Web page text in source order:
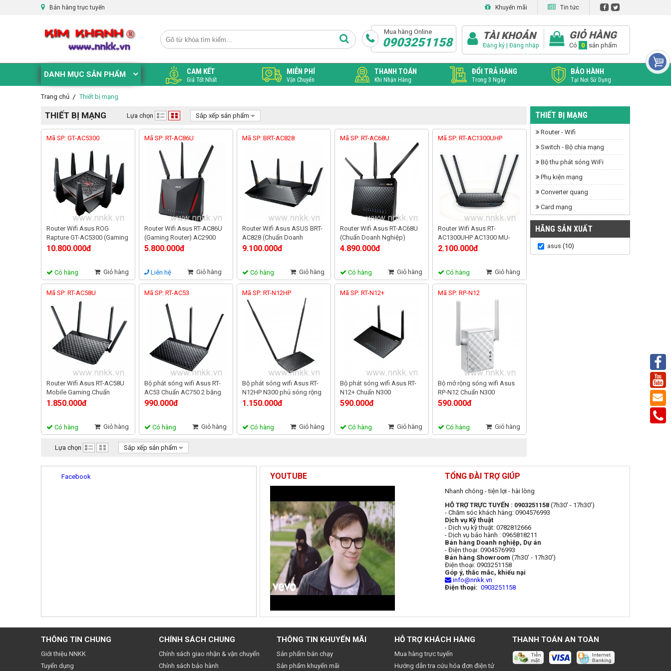
Bán hàng trực tuyến Khuyến mãi Tin tức
Mua hàng Online
0903251158 TÀI KHOẢN
Đăng ký | Đăng nhập
GIỎ HÀNG
Có 0 sản phẩm
DANH MỤC SẢN PHẨM CAM KẾT
Giá Tốt Nhất
MIỄN PHÍ
Vận Chuyển
THANH TOÁN
Khi Nhận Hàng
ĐỔI TRẢ HÀNG
Trong 3 Ngày
BẢO HÀNH
Tại Nơi Sử Dụng
Trang chủ Thiết bị mạng
THIẾT BỊ MẠNG Lựa chọn Sắp xếp sản phẩm
Mã SP: GT-AC5300
Router Wifi Asus ROG
Rapture GT-AC5300 (Gaming
Router),3 băng tần, hỗ trợ
10.800.000đ
Có hàng Giỏ hàng
Mã SP: RT-AC86U
Router Wifi Asus RT-AC86U
(Gaming Router) AC2900
MU-MIMO hỗ trợ AiMesh,
5.800.000đ
Liên hệ Giỏ hàng
Mã SP: BRT-AC828
Router Wifi Asus ASUS BRT-
AC828 (Chuẩn Doanh
Nghiệp) AC2600 MU-MIMO,
9.100.000đ
Có hàng Giỏ hàng
Mã SP: RT-AC68U
Router Wifi Asus RT-AC68U
(Chuẩn Doanh Nghiệp)
Chuẩn AC1900 MU-MIMO
4.890.000đ
Có hàng Giỏ hàng
Mã SP: RT-AC1300UHP
Router Wifi Asus RT-
AC1300UHP AC1300 MU-
MIMO, 2 băng tần dũng sỹ
2.100.000đ
Có hàng Giỏ hàng
Mã SP: RT-AC58U
Router Wifi Asus RT-AC58U
Mobile Gaming Chuẩn
AC1300 MU-MIMO, 2 băng
1.850.000đ
Có hàng Giỏ hàng
Mã SP: RT-AC53
Bộ phát sóng wifi Asus RT-
AC53 Chuẩn AC750 2 băng
tần
990.000đ
Có hàng Giỏ hàng
Mã SP: RT-N12HP
Bộ phát sóng wifi Asus RT-
N12HP N300 phủ sóng rộng
1.150.000đ
Có hàng Giỏ hàng
Mã SP: RT-N12+
Bộ phát sóng wifi Asus RT-
N12+ Chuẩn N300
590.000đ
Có hàng Giỏ hàng
Mã SP: RP-N12
Bộ mở rộng sóng wifi Asus
RP-N12 Chuẩn N300
590.000đ
Có hàng Giỏ hàng
Lựa chọn Sắp xếp sản phẩm
THIẾT BỊ MẠNG
Router - Wifi
Switch - Bộ chia mạng
Bộ thu phát sóng WiFi
Phụ kiện mạng
Converter quang
Card mạng
HÃNG SẢN XUẤT
asus (10)
Facebook YOUTUBE TỔNG ĐÀI TRỢ GIÚP
Nhanh chóng - tiện lợi - hài lòng
HỖ TRỢ TRỰC TUYẾN : 0903251158 (7h30' - 17h30')
- Chăm sóc khách hàng: 0904576993
Dịch vụ Kỹ thuật
- Dịch vụ kỹ thuật: 0782812666
- Dịch vụ bảo hành : 0965818211
Bán hàng Doanh nghiệp, Dự án
- Điện thoại: 0904576993
Bán hàng Showroom (7h30' - 17h30')
Điện thoại: 0903251158
Góp ý, thắc mắc, khiếu nại
info@nnkk.vn
Điện thoại: 0903251158
THÔNG TIN CHUNG
Giới thiệu NNKK
Tuyển dụng
CHÍNH SÁCH CHUNG
Chính sách giao nhận & vận chuyển
Chính sách bảo hành
THÔNG TIN KHUYẾN MÃI
Sản phẩm bán chạy
Sản phẩm khuyến mãi
HỖ TRỢ KHÁCH HÀNG
Mua hàng trực tuyến
Hướng dẫn tra cứu hóa đơn điện tử
THANH TOÁN AN TOÀN